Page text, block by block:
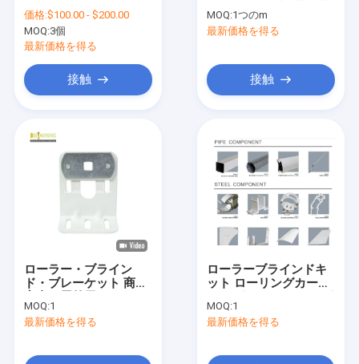
Track ブラインド
価格:$100.00 - $200.00
MOQ:3個
最新価格を得る
接触
壁のコンポーネント
MOQ:1つのm
最新価格を得る
接触
ローラー・ブライン
ド・ブレーケット 商用
MOQ:1
最新価格を得る
ローラーブラインドキ
ット ローリングカーテ
カーテン 固定ブレーキ
ット
MOQ:1
最新価格を得る